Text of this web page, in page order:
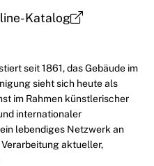
Katalog
seit 1861, das Gebäude im
sieht sich heute als
im Rahmen künstlerischer
internationaler
lebendiges Netzwerk an
aktueller,